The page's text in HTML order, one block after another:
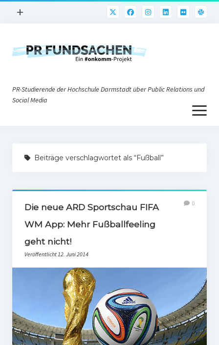
Menü
+
PR@h_da
Nonprofit-PR
Social Media
PR-Theorie
PR-Ethik
Gesellschaft & Medien
Infografik-Themengarten
Künstliche Intelligenz
PR-Studierende der Hochschule Darmstadt über Public Relations und
Social Media
Menü
öffnen
Impressum
Beiträge verschlagwortet als “Fußball”
Die neue ARD Sportschau FIFA
WM App: Mehr Fußballfeeling
geht nicht!
Veröffentlicht 12. Juni 2014
0